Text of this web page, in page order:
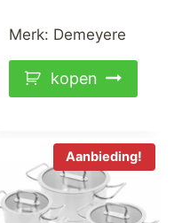
€705,00.
Merk: Demeyere
kopen
Aanbieding!